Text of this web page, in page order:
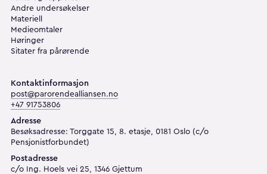
Andre undersøkelser
Materiell
Medieomtaler
Høringer
Sitater fra pårørende
Kontaktinformasjon
post@parorendealliansen.no
+47 91753806
Adresse
Besøksadresse: Torggate 15, 8. etasje, 0181 Oslo (c/o
Pensjonistforbundet)
Postadresse
c/o Ing. Hoels vei 25, 1346 Gjettum